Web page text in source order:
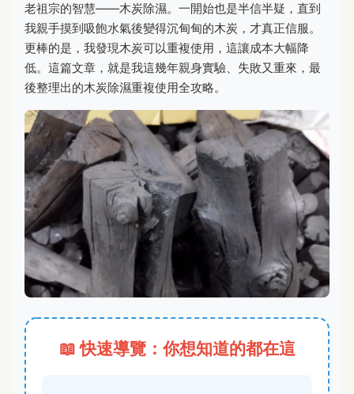
老祖宗的智慧——木炭除濕。一開始也是半信半疑，直到
我親手摸到吸飽水氣後變得沉甸甸的木炭，才真正信服。
更棒的是，我發現木炭可以重複使用，這讓成本大幅降
低。這篇文章，就是我這幾年親身實驗、失敗又重來，最
後整理出的木炭除濕重複使用全攻略。
📖 快速導覽：你想知道的都在這